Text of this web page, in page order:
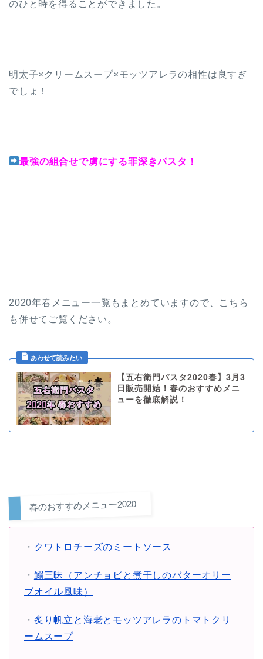
のひと時を得ることができました。
明太子×クリームスープ×モッツアレラの相性は良すぎ
でしょ！
最強の組合せで虜にする罪深きパスタ！
2020年春メニュー一覧もまとめていますので、こちら
も併せてご覧ください。
【五右衛門パスタ2020春】3月3
日販売開始！春のおすすめメニ
ューを徹底解説！
春のおすすめメニュー2020
・ クワトロチーズのミートソース
・ 鰯三昧（アンチョビと煮干しのバターオリー
ブオイル風味）
・ 炙り帆立と海老とモッツアレラのトマトクリ
ームスープ